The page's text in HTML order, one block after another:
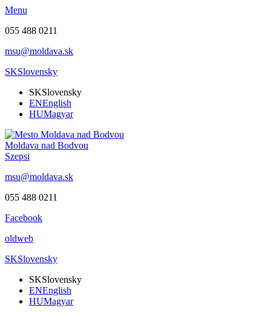
Menu
055 488 0211
msu@moldava.sk
SKSlovensky
SKSlovensky
ENEnglish
HUMagyar
Moldava nad Bodvou
Szepsi
msu@moldava.sk
055 488 0211
Facebook
oldweb
SKSlovensky
SKSlovensky
ENEnglish
HUMagyar